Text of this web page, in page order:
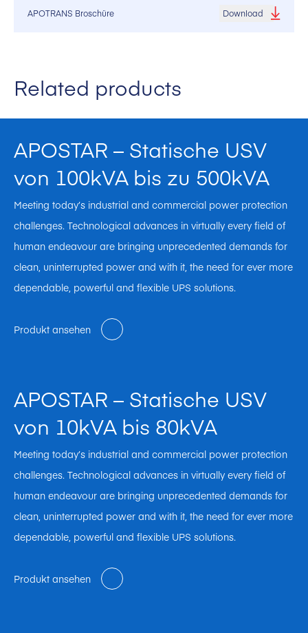
APOTRANS Broschüre Download
Related products
APOSTAR – Statische USV
von 100kVA bis zu 500kVA
Meeting today’s industrial and commercial power protection
challenges. Technological advances in virtually every field of
human endeavour are bringing unprecedented demands for
clean, uninterrupted power and with it, the need for ever more
dependable, powerful and flexible UPS solutions.
Produkt ansehen
APOSTAR – Statische USV
von 10kVA bis 80kVA
Meeting today’s industrial and commercial power protection
challenges. Technological advances in virtually every field of
human endeavour are bringing unprecedented demands for
clean, uninterrupted power and with it, the need for ever more
dependable, powerful and flexible UPS solutions.
Produkt ansehen